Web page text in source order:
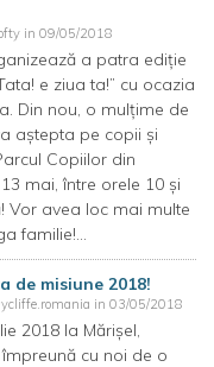
in 09/05/2018
a patra ediție
e ziua ta!” cu ocazia
Din nou, o mulțime de
aștepta pe copii și
Copiilor din
mai, între orele 10 și
Vor avea loc mai multe
familie!...
de misiune 2018!
in 03/05/2018
2018 la Mărișel,
cu noi de o